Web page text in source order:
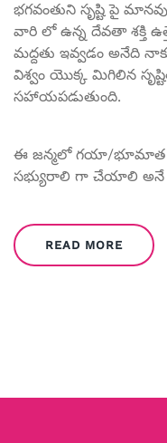
భగవంతుని సృష్టి పై
వారి లో ఉన్న దేవతా శక్తి
మద్దతు ఇవ్వడం అనేది
విశ్వం యొక్క మిగిలిన
సహాయపడుతుంది.
ఈ జన్మలో గయా/భూమాత ని
సభ్యురాలి గా చేయాలి అనే
READ MORE